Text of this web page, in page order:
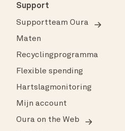
Support
Supportteam Oura
Maten
Recyclingprogramma
Flexible spending
Hartslagmonitoring
Mijn account
Oura on the Web